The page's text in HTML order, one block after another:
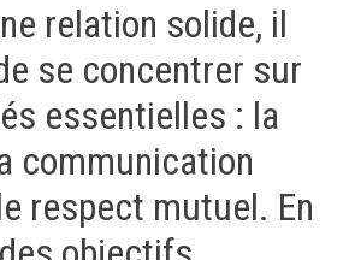
relation solide, il
se concentrer sur
essentielles : la
communication
respect mutuel. En